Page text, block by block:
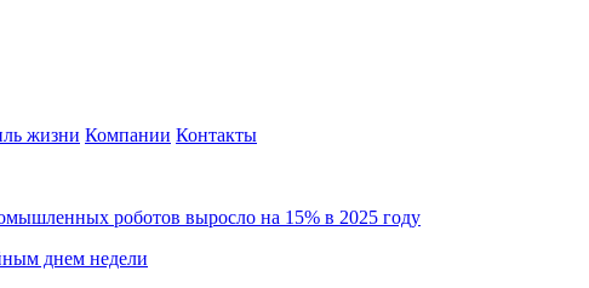
жизни Компании Контакты
роботов выросло на 15% в 2025 году
днем недели